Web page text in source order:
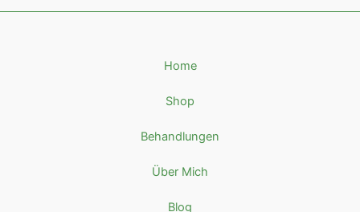
Home
Shop
Behandlungen
Über Mich
Blog